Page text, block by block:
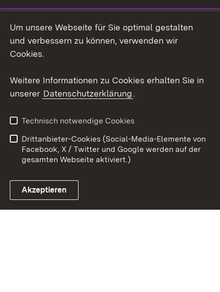
Mastodon
Youtube
Link zum Landesportal
Kontakt
Datenschutz
Barrierefreiheit
Impressum Cookies
Um unsere Webseite für Sie optimal gestalten
und verbessern zu können, verwenden wir
Cookies.
Weitere Informationen zu Cookies erhalten Sie in
unserer Datenschutzerklärung.
Technisch notwendige Cookies
Drittanbieter-Cookies (Social-Media-Elemente von
Facebook, X / Twitter und Google werden auf der
gesamten Webseite aktiviert.)
Akzeptieren